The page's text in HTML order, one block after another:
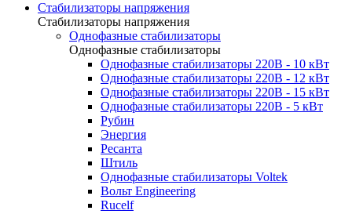
Стабилизаторы напряжения
Стабилизаторы напряжения
Однофазные стабилизаторы
Однофазные стабилизаторы
Однофазные стабилизаторы 220В - 10 кВт
Однофазные стабилизаторы 220В - 12 кВт
Однофазные стабилизаторы 220В - 15 кВт
Однофазные стабилизаторы 220В - 5 кВт
Рубин
Энергия
Ресанта
Штиль
Однофазные стабилизаторы Voltek
Вольт Engineering
Rucelf